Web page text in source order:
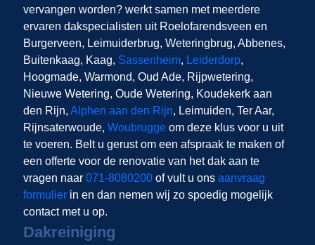
vervangen worden? werkt samen met meerdere
ervaren dakspecialisten uit Roelofarendsveen en
Burgerveen, Leimuiderbrug, Weteringbrug, Abbenes,
Buitenkaag, Kaag, Sassenheim, Leiderdorp,
Hoogmade, Warmond, Oud Ade, Rijpwetering,
Nieuwe Wetering, Oude Wetering, Koudekerk aan
den Rijn, Alphen aan den Rijn, Leimuiden, Ter Aar,
Rijnsaterwoude, Woubruggeom deze klus voor u uit
te voeren. Belt u gerust om een afspraak te maken of
een offerte voor de renovatie van het dak aan te
vragen naar 071-8080200of vult u ons aanvraag
formulierin en dan nemen wij zo spoedig mogelijk
contact met u op.
Dakreiniging